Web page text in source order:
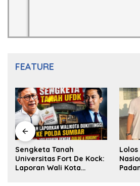
FEATURE
Sengketa Tanah
Universitas Fort De Kock:
Laporan Wali Kota